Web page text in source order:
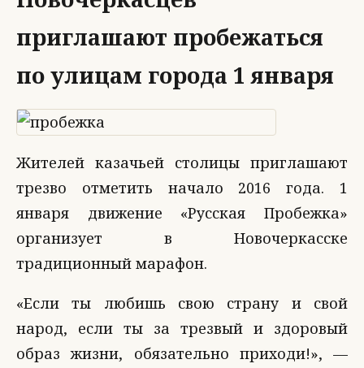
приглашают пробежаться
по улицам города 1 января
Жителей казачьей столицы приглашают
трезво отметить начало 2016 года. 1
января движение «Русская Пробежка»
организует в Новочеркасске
традиционный марафон.
«Если ты любишь свою страну и свой
народ, если ты за трезвый и здоровый
образ жизни, обязательно приходи!», —